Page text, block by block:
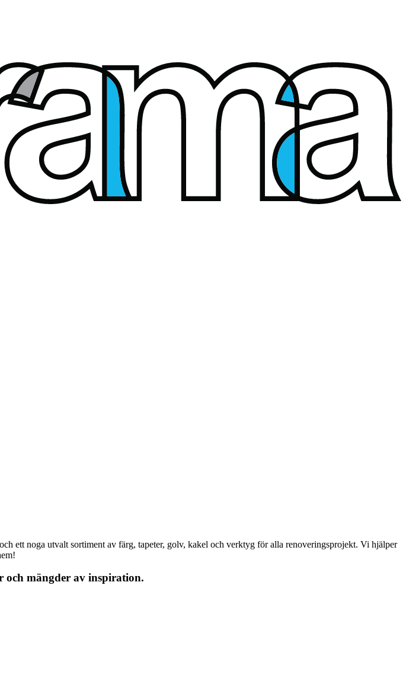
ett noga utvalt sortiment av färg, tapeter, golv, kakel och verktyg för alla renoveringsprojekt. Vi hjälper
och mängder av inspiration.